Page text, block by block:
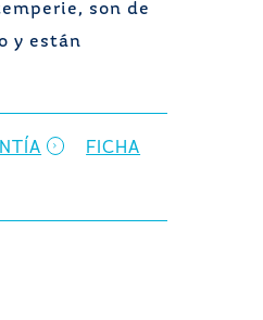
son de
y están
FICHA